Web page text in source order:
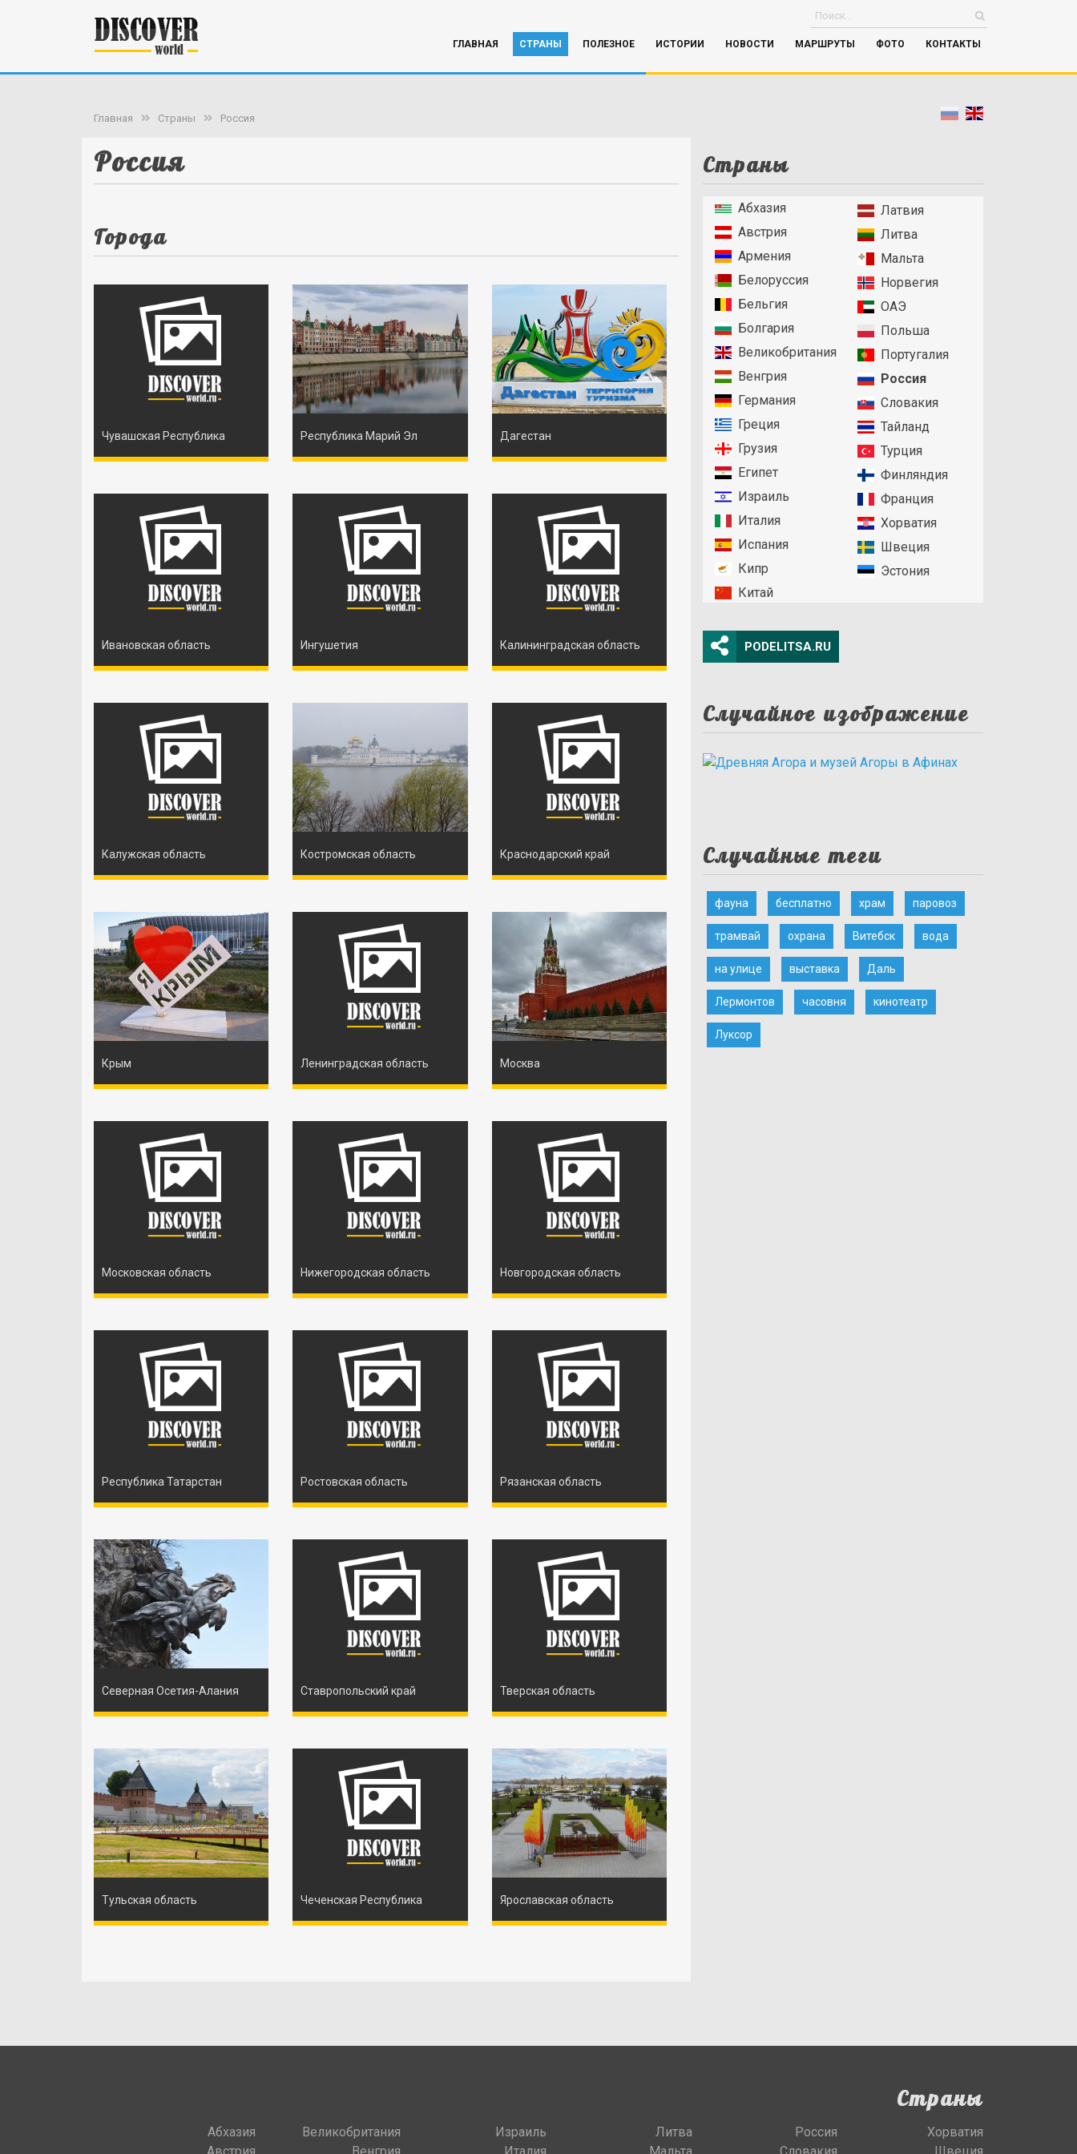
ГЛАВНАЯ СТРАНЫ ПОЛЕЗНОЕ ИСТОРИИ НОВОСТИ МАРШРУТЫ ФОТО КОНТАКТЫ
Главная Страны Россия
Россия
Города
Чувашская Республика Республика Марий Эл Дагестан
Ивановская область Ингушетия Калининградская область
Калужская область Костромская область Краснодарский край
Крым Ленинградская область Москва
Московская область Нижегородская область Новгородская область
Республика Татарстан Ростовская область Рязанская область
Северная Осетия-Алания Ставропольский край Тверская область
Тульская область Чеченская Республика Ярославская область
Страны
Абхазия
Австрия
Армения
Белоруссия
Бельгия
Болгария
Великобритания
Венгрия
Германия
Греция
Грузия
Египет
Израиль
Италия
Испания
Кипр
Китай
Латвия
Литва
Мальта
Норвегия
ОАЭ
Польша
Португалия
Россия
Словакия
Тайланд
Турция
Финляндия
Франция
Хорватия
Швеция
Эстония
PODELITSA.RU
Случайное изображение
Случайные теги
фауна бесплатно храм паровоз
трамвай охрана Витебск вода
на улице выставка Даль
Лермонтов часовня кинотеатр
Луксор
Страны
Абхазия
Великобритания
Израиль
Литва
Россия
Хорватия